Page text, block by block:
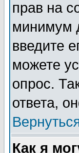
прав на
минимум
введите
можете
опрос.
ответа,
Как я